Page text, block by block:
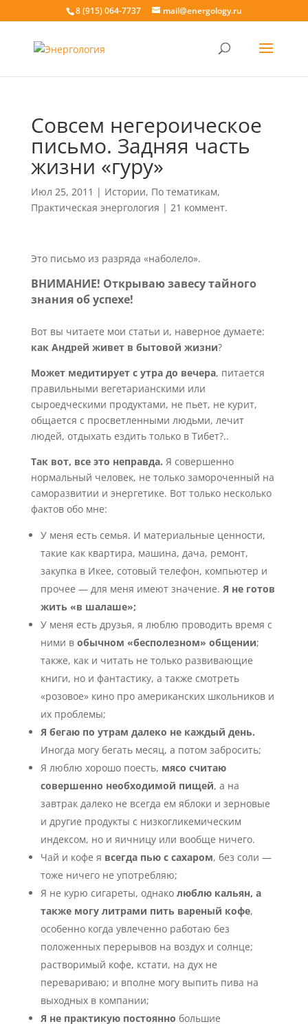
8 (915) 064-7737 mail@energology.ru
Совсем негероическое
письмо. Задняя часть
жизни «гуру»
Июл 25, 2011 | Истории, По тематикам,
Практическая энергология | 21 коммент.
Это письмо из разряда «наболело».
ВНИМАНИЕ! Открываю завесу тайного
знания об успехе!
Вот вы читаете мои статьи и, наверное думаете:
как Андрей живет в бытовой жизни?
Может медитирует с утра до вечера, питается
правильными вегетарианскими или
сыроедческими продуктами, не пьет, не курит,
общается с просветленными людьми, лечит
людей, отдыхать ездить только в Тибет?..
Так вот, все это неправда. Я совершенно
нормальный человек, не только замороченный на
саморазвитии и энергетике. Вот только несколько
фактов обо мне:
У меня есть семья. И материальные ценности,
такие как квартира, машина, дача, ремонт,
закупка в Икее, сотовый телефон, компьютер и
прочее — для меня имеют значение. Я не готов
жить «в шалаше»;
У меня есть друзья, я люблю проводить время с
ними в обычном «бесполезном» общении;
также, как и читать не только развивающие
книги, но и фантастику, а также смотреть
«розовое» кино про американских школьников и
их проблемы;
Я бегаю по утрам далеко не каждый день.
Иногда могу бегать месяц, а потом забросить;
Я люблю хорошо поесть, мясо считаю
совершенно необходимой пищей, а на
завтрак далеко не всегда ем яблоки и зерновые
и другие продукты с низкогликемическим
индексом, но и яичницу или вообще ничего.
Чай и кофе я всегда пью с сахаром, без соли —
тоже ничего не употребляю;
Я не курю сигареты, однако люблю кальян, а
также могу литрами пить вареный кофе,
особенно когда увлеченно работаю без
положенных перерывов на воздух и солнце;
растворимый кофе, кстати, на дух не
перевариваю; и вполне могу выпить пива на
выходных в компании;
Я не практикую постоянно большие